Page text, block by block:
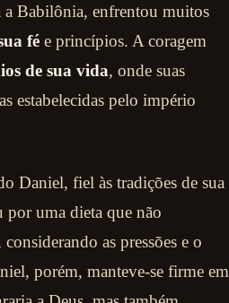
a Babilônia, enfrentou muitos
fé e princípios. A coragem
de sua vida, onde suas
estabelecidas pelo império
Daniel, fiel às tradições de sua
por uma dieta que não
as pressões e o
porém, manteve-se firme em